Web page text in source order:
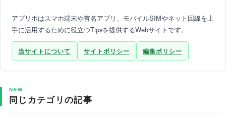
アプリポはスマホ端末や有名アプリ、モバイルSIMやネット回線を上
手に活用するために役立つTipsを提供するWebサイトです。
当サイトについて サイトポリシー 編集ポリシー
NEW
同じカテゴリの記事